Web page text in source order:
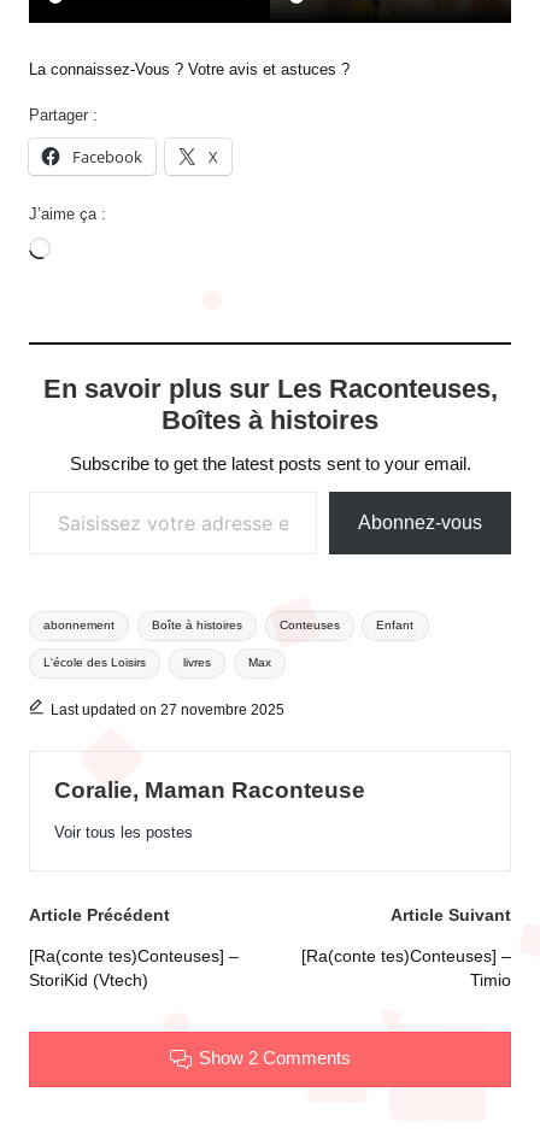
La connaissez-Vous ? Votre avis et astuces ?
Partager :
Facebook X
J’aime ça :
Chargement…
En savoir plus sur Les Raconteuses,
Boîtes à histoires
Subscribe to get the latest posts sent to your email.
Abonnez-vous
Tags:
abonnement Boîte à histoires Conteuses Enfant
L'école des Loisirs livres Max
Last updated on 27 novembre 2025
Coralie, Maman Raconteuse
Voir tous les postes
Post
navigation
Article Précédent
[Ra(conte tes)Conteuses] –
StoriKid (Vtech)
Article Suivant
[Ra(conte tes)Conteuses] –
Timio
Show 2 Comments